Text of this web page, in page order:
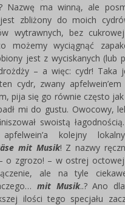
Nazwę ma winną, ale
zbliżony do moich
wytrawnych, bez
możemy wyciągnąć
jest z wyciskanych (lub
– a więc: cydr! Taka
cydr, zwany
pija się go równie często
mi do gustu. Owocowy,
swoistą
kolejny
mit Musik! Z nazwy
o zgrozo! – w ostrej
ale na tyle
mit Musik..? Ano
ilości tego specjału